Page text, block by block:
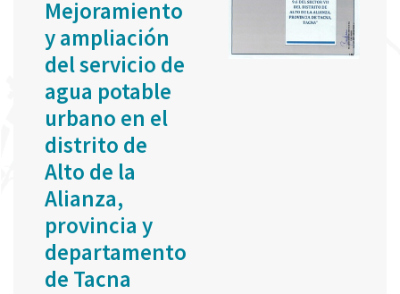
Mejoramiento
y ampliación
del servicio de
agua potable
urbano en el
distrito de
Alto de la
Alianza,
provincia y
departamento
de Tacna